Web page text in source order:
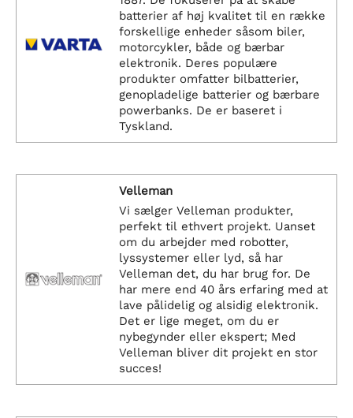
batterier af høj kvalitet til en række
forskellige enheder såsom biler,
motorcykler, både og bærbar
elektronik. Deres populære
produkter omfatter bilbatterier,
genopladelige batterier og bærbare
powerbanks. De er baseret i
Tyskland.
Velleman
Vi sælger Velleman produkter,
perfekt til ethvert projekt. Uanset
om du arbejder med robotter,
lyssystemer eller lyd, så har
Velleman det, du har brug for. De
har mere end 40 års erfaring med at
lave pålidelig og alsidig elektronik.
Det er lige meget, om du er
nybegynder eller ekspert; Med
Velleman bliver dit projekt en stor
succes!